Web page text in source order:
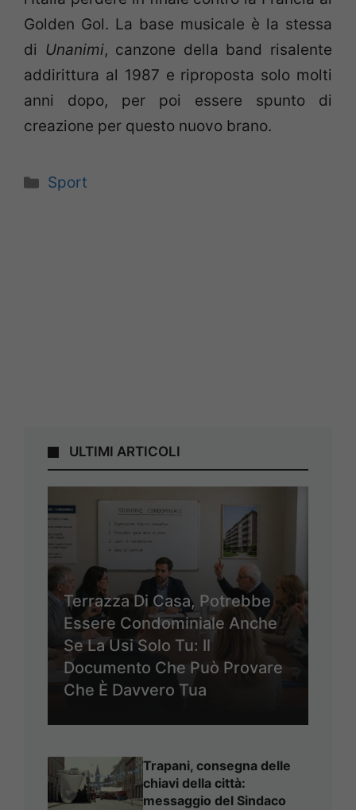
Golden Gol. La base musicale è la stessa
di Unanimi, canzone della band risalente
addirittura al 1987 e riproposta solo molti
anni dopo, per poi essere spunto di
creazione per questo nuovo brano.
Categorie
Sport
ULTIMI ARTICOLI
Terrazza Di Casa, Potrebbe
Essere Condominiale Anche
Se La Usi Solo Tu: Il
Documento Che Può Provare
Che È Davvero Tua
Trapani, consegna delle
chiavi della città:
messaggio del Sindaco